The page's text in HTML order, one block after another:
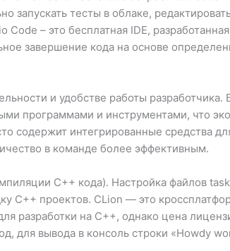
запускать тесты в облаке,
– это бесплатная IDE,
завершение кода на основе
и удобстве работы разработчика.
программами и инструментами, что
содержит интегрированные средства
в команде более эффективным.
C++ кода). Настройка файлов
C++ проектов. CLion — это
разработки на C++, однако цена
для вывода в консоль строки «Howdy